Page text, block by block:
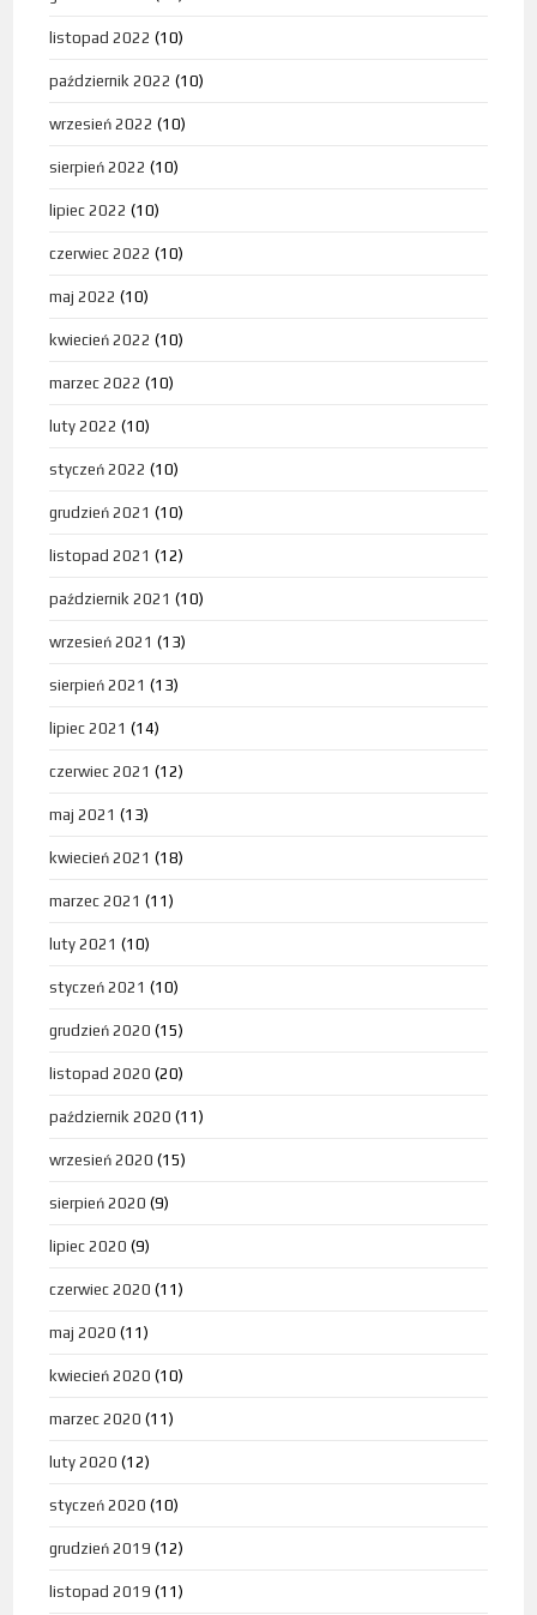
listopad 2022 (10)
październik 2022 (10)
wrzesień 2022 (10)
sierpień 2022 (10)
lipiec 2022 (10)
czerwiec 2022 (10)
maj 2022 (10)
kwiecień 2022 (10)
marzec 2022 (10)
luty 2022 (10)
styczeń 2022 (10)
grudzień 2021 (10)
listopad 2021 (12)
październik 2021 (10)
wrzesień 2021 (13)
sierpień 2021 (13)
lipiec 2021 (14)
czerwiec 2021 (12)
maj 2021 (13)
kwiecień 2021 (18)
marzec 2021 (11)
luty 2021 (10)
styczeń 2021 (10)
grudzień 2020 (15)
listopad 2020 (20)
październik 2020 (11)
wrzesień 2020 (15)
sierpień 2020 (9)
lipiec 2020 (9)
czerwiec 2020 (11)
maj 2020 (11)
kwiecień 2020 (10)
marzec 2020 (11)
luty 2020 (12)
styczeń 2020 (10)
grudzień 2019 (12)
listopad 2019 (11)